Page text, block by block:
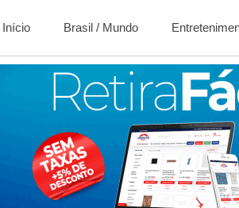
Início Brasil / Mundo